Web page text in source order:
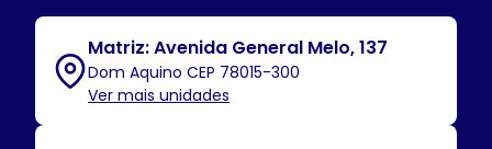
Matriz: Avenida General Melo, 137
Dom Aquino CEP 78015-300
Ver mais unidades